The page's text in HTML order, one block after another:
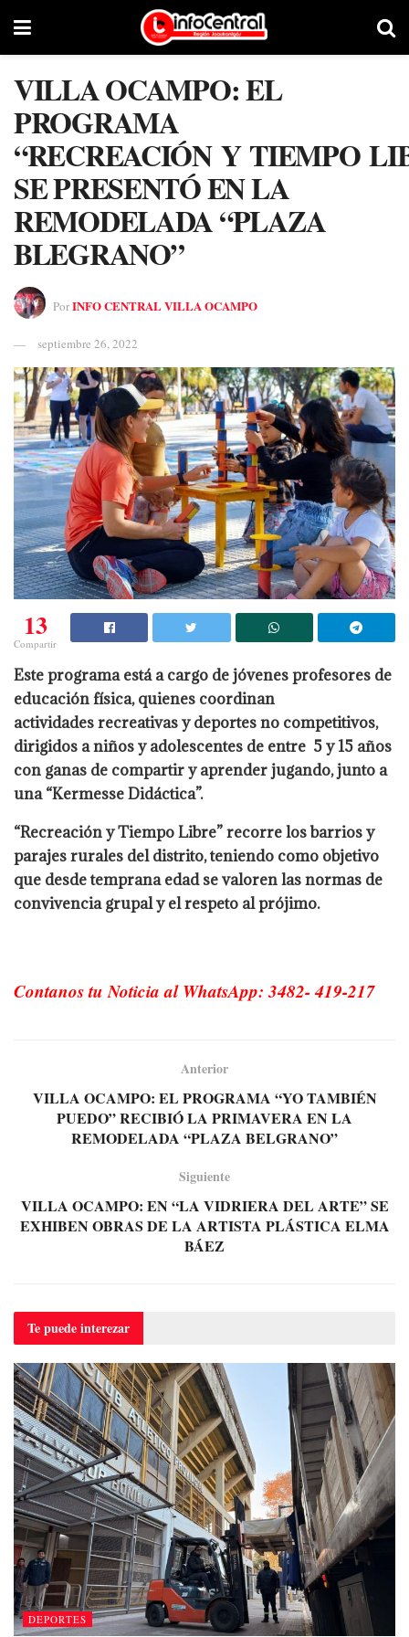
VILLA OCAMPO: EL
PROGRAMA
“RECREACIÓN Y TIEMPO
SE PRESENTÓ EN LA
REMODELADA “PLAZA
BLEGRANO”
PorINFO CENTRAL VILLA OCAMPO
septiembre 26, 2022
13
Compartir
Este programa está a cargo de jóvenes profesores de
educación física, quienes coordinan
actividades recreativas y deportes no competitivos,
dirigidos a niños y adolescentes de entre 5 y 15 años
con ganas de compartir y aprender jugando, junto a
una “Kermesse Didáctica”.
“Recreación y Tiempo Libre” recorre los barrios y
parajes rurales del distrito, teniendo como objetivo
que desde temprana edad se valoren las normas de
convivencia grupal y el respeto al prójimo.
Contanos tu Noticia al WhatsApp: 3482- 419-217
Anterior
VILLA OCAMPO: EL PROGRAMA “YO TAMBIÉN
PUEDO” RECIBIÓ LA PRIMAVERA EN LA
REMODELADA “PLAZA BELGRANO”
Siguiente
VILLA OCAMPO: EN “LA VIDRIERA DEL ARTE” SE
EXHIBEN OBRAS DE LA ARTISTA PLÁSTICA ELMA
BÁEZ
Te puedeinterezar
DEPORTES